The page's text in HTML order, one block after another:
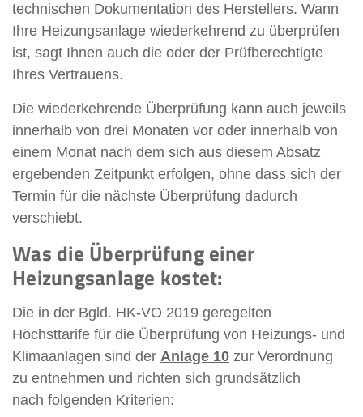
technischen Dokumentation des Herstellers. Wann
Ihre Heizungsanlage wiederkehrend zu überprüfen
ist, sagt Ihnen auch die oder der Prüfberechtigte
Ihres Vertrauens.
Die wiederkehrende Überprüfung kann auch jeweils
innerhalb von drei Monaten vor oder innerhalb von
einem Monat nach dem sich aus diesem Absatz
ergebenden Zeitpunkt erfolgen, ohne dass sich der
Termin für die nächste Überprüfung dadurch
verschiebt.
Was die Überprüfung einer
Heizungsanlage kostet:
Die in der Bgld. HK-VO 2019 geregelten
Höchsttarife für die Überprüfung von Heizungs- und
Klimaanlagen sind der Anlage 10 zur Verordnung
zu entnehmen und richten sich grundsätzlich
nach folgenden Kriterien: